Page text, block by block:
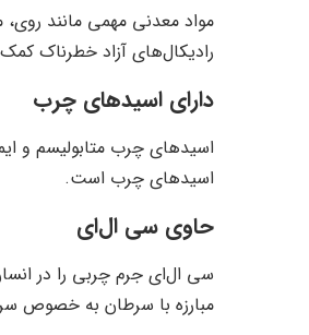
مواد معدنی مهمی مانند
رادیکال‌های آزاد خطرناک
دارای اسید‌های چرب
اسید‌های چرب متابولیسم و
اسید‌های چرب است.
حاوی سی ال‌ای
سی ال‌ای جرم چربی را در
مبارزه با سرطان به خصوص